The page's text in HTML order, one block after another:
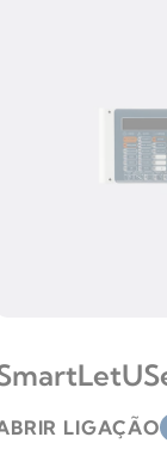
LIGAÇÃO